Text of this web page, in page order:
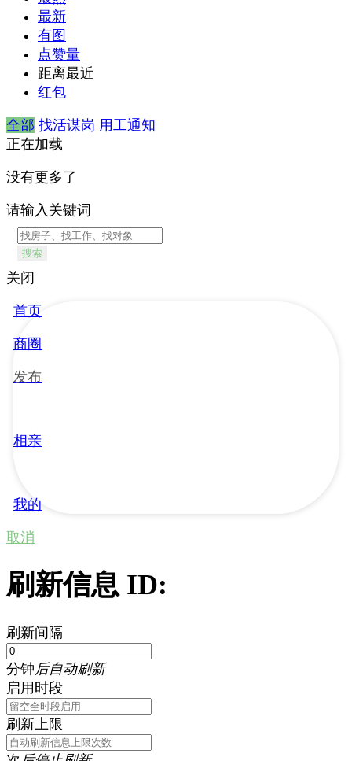
最新
有图
点赞量
距离最近
红包
全部 找活谋岗 用工通知
正在加载
没有更多了
请输入关键词
搜索
关闭
首页
商圈
发布
相亲
我的
取消
刷新信息 ID:
刷新间隔
分钟后自动刷新
启用时段
刷新上限